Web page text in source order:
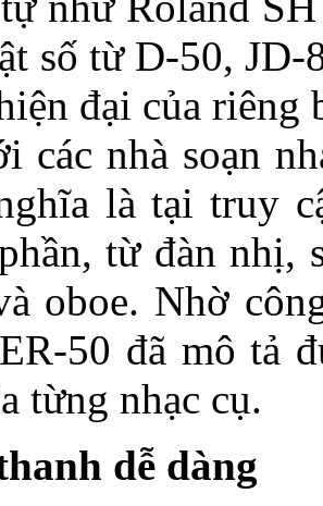
số từ D-50, JD-
đại của riêng
các nhà soạn
là tại truy
từ đàn nhị,
oboe. Nhờ
50 đã mô tả
từng nhạc cụ.
dễ dàng